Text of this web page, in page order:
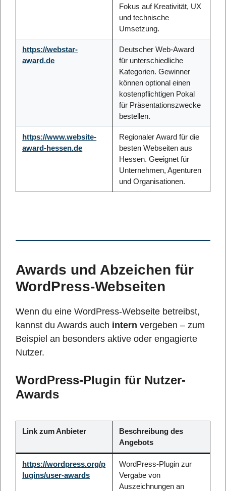
Fokus auf Kreativität, UX
und technische
Umsetzung.
https://webstar-
award.de
Deutscher Web-Award
für unterschiedliche
Kategorien. Gewinner
können optional einen
kostenpflichtigen Pokal
für Präsentationszwecke
bestellen.
https://www.website-
award-hessen.de
Regionaler Award für die
besten Webseiten aus
Hessen. Geeignet für
Unternehmen, Agenturen
und Organisationen.
Awards und Abzeichen für
WordPress-Webseiten
Wenn du eine WordPress-Webseite betreibst,
kannst du Awards auch intern vergeben – zum
Beispiel an besonders aktive oder engagierte
Nutzer.
WordPress-Plugin für Nutzer-
Awards
Link zum Anbieter
Beschreibung des
Angebots
https://wordpress.org/p
lugins/user-awards
WordPress-Plugin zur
Vergabe von
Auszeichnungen an